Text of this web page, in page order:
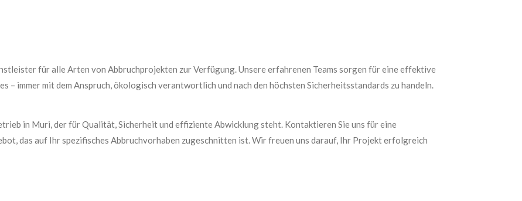
für alle Arten von Abbruchprojekten zur Verfügung. Unsere erfahrenen Teams sorgen für eine effektive
– immer mit dem Anspruch, ökologisch verantwortlich und nach den höchsten Sicherheitsstandards zu handeln.
in Muri, der für Qualität, Sicherheit und effiziente Abwicklung steht. Kontaktieren Sie uns für eine
das auf Ihr spezifisches Abbruchvorhaben zugeschnitten ist. Wir freuen uns darauf, Ihr Projekt erfolgreich